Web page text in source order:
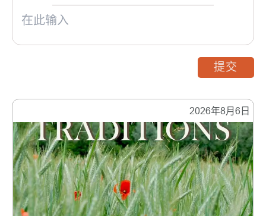
2026年8月6日
提交